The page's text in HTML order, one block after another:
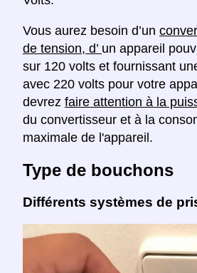
Vous aurez besoin d’un
de tension, d’ un appareil
sur 120 volts et fournissant
avec 220 volts pour votre
devrez faire attention à la
du convertisseur et à la
maximale de l'appareil.
Type de bouchons
Différents systèmes de